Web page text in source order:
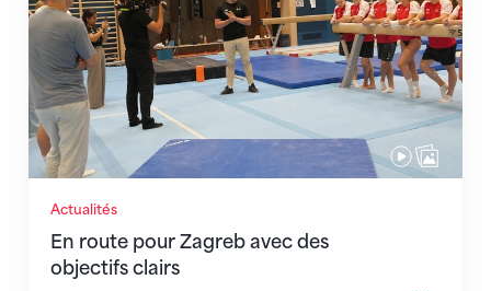
Actualités
En route pour Zagreb avec des
objectifs clairs